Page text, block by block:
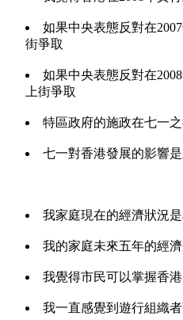
如果中央表態反對在
街爭取
如果中央表態反對在
上街爭取
特區政府的施政在七一
七一對香港發展的影響
我家庭現在的經濟狀況
我的家庭未來五年的經
我覺得市民可以掌握香
我一直感覺到遊行組織